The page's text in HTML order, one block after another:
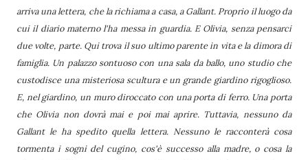
arriva una lettera, che la richiama a casa, a Gallant. Proprio il luogo da
cui il diario materno l'ha messa in guardia. E Olivia, senza pensarci
due volte, parte. Qui trova il suo ultimo parente in vita e la dimora di
famiglia. Un palazzo sontuoso con una sala da ballo, uno studio che
custodisce una misteriosa scultura e un grande giardino rigoglioso.
E, nel giardino, un muro diroccato con una porta di ferro. Una porta
che Olivia non dovrà mai e poi mai aprire. Tuttavia, nessuno da
Gallant le ha spedito quella lettera. Nessuno le racconterà cosa
tormenta i sogni del cugino, cos'è successo alla madre, o cosa la